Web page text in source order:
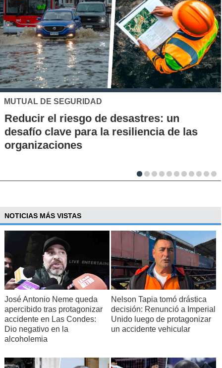
un
de las
UC
Los 70 años de la Carrera
la UC: Conoce su historia,
al desarrollo científico del
NOTICIAS MÁS VISTAS
José Antonio Neme queda
apercibido tras protagonizar
accidente en Las Condes:
Dio negativo en la
alcoholemia
Nelson Tapia tomó drástica
decisión: Renunció a Imperial
Unido luego de protagonizar
un accidente vehicular